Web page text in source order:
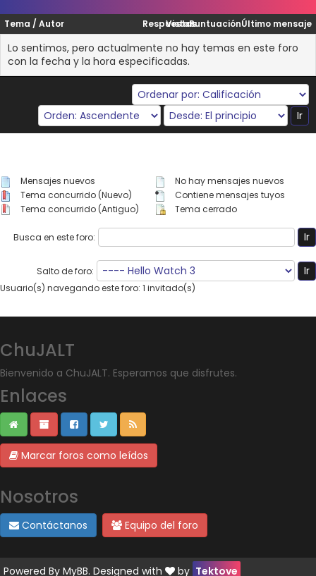
Tema / Autor Respuestas
VistasPuntuaciónÚltimo mensaje
Lo sentimos, pero actualmente no hay temas en este foro
con la fecha y la hora especificadas.
Mensajes nuevos
Tema concurrido (Nuevo)
Tema concurrido (Antiguo)
No hay mensajes nuevos
Contiene mensajes tuyos
Tema cerrado
Busca en este foro:
Salto de foro:
Usuario(s) navegando este foro: 1 invitado(s)
ChuJALT
Bienvenido a ChuJALT. Esperamos que disfrutes.
Enlaces
Marcar foros como leídos
Nosotros
Contáctanos Equipo del foro
Powered By MyBB. Designed with by Tektove